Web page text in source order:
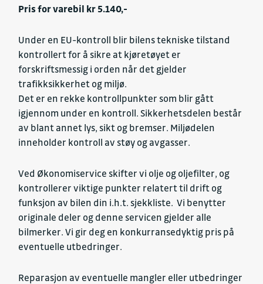
Pris for varebil kr 5.140,-
Under en EU-kontroll blir bilens tekniske tilstand
kontrollert for å sikre at kjøretøyet er
forskriftsmessig i orden når det gjelder
trafikksikkerhet og miljø.
Det er en rekke kontrollpunkter som blir gått
igjennom under en kontroll. Sikkerhetsdelen består
av blant annet lys, sikt og bremser. Miljødelen
inneholder kontroll av støy og avgasser.
Ved Økonomiservice skifter vi olje og oljefilter, og
kontrollerer viktige punkter relatert til drift og
funksjon av bilen din i.h.t. sjekkliste. Vi benytter
originale deler og denne servicen gjelder alle
bilmerker. Vi gir deg en konkurransedyktig pris på
eventuelle utbedringer.
Reparasjon av eventuelle mangler eller utbedringer